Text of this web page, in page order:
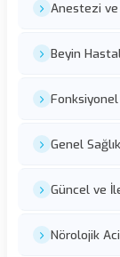
Anestezi
Beyin
Fonksiyonel
Genel
Güncel ve
Nörolojik